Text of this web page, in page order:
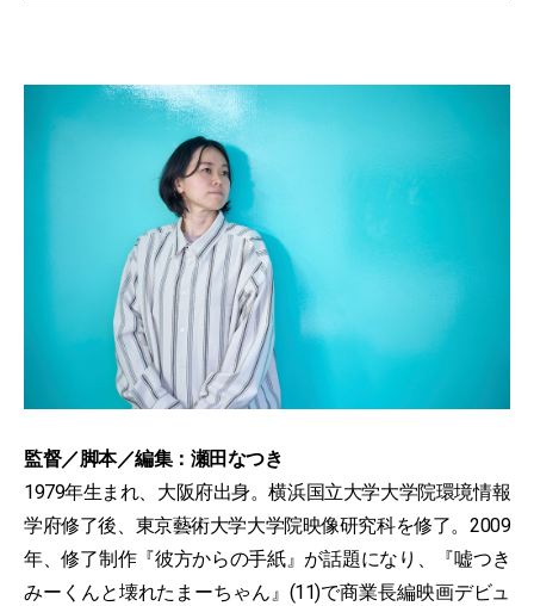
監督／脚本／編集：瀬田なつき
1979年生まれ、大阪府出身。横浜国立大学大学院環境情報
学府修了後、東京藝術大学大学院映像研究科を修了。2009
年、修了制作『彼方からの手紙』が話題になり、『嘘つき
みーくんと壊れたまーちゃん』(11)で商業長編映画デビュ